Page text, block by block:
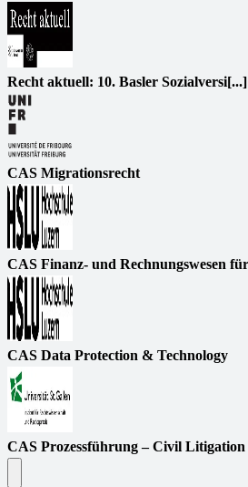
Recht aktuell: 10. Basler Sozialversi[...]
CAS Migrationsrecht
CAS Finanz- und Rechnungswesen
CAS Data Protection & Technology
CAS Prozessführung – Civil Litigation